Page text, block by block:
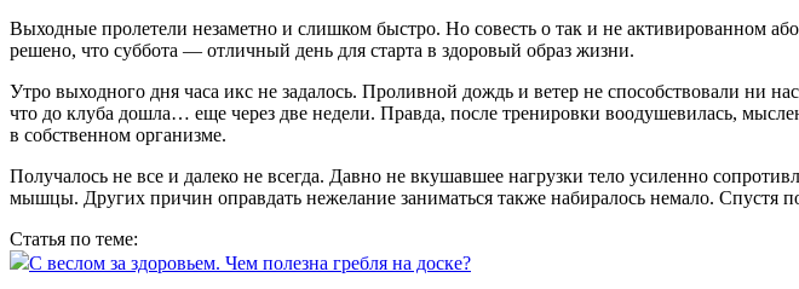
Выходные пролетели незаметно и слишком быстро. Но совесть о так и не активированном
решено, что суббота — отличный день для старта в здоровый образ жизни.
Утро выходного дня часа икс не задалось. Проливной дождь и ветер не способствовали ни
что до клуба дошла… еще через две недели. Правда, после тренировки воодушевилась,
в собственном организме.
Получалось не все и далеко не всегда. Давно не вкушавшее нагрузки тело усиленно
мышцы. Других причин оправдать нежелание заниматься также набиралось немало. Спустя
Статья по теме:
С веслом за здоровьем. Чем полезна гребля на доске?